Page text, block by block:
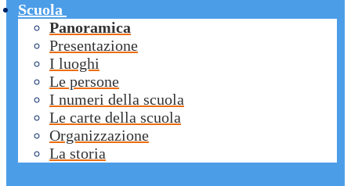
Scuola
Panoramica
Presentazione
I luoghi
Le persone
I numeri della scuola
Le carte della scuola
Organizzazione
La storia